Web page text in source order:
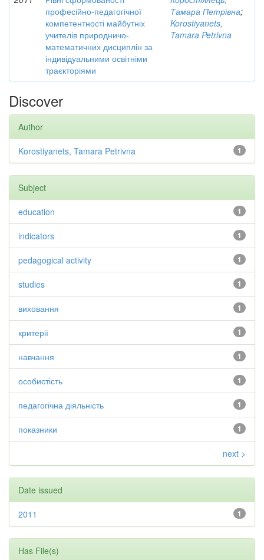
професійно-педагогічної
компетентності майбутніх
учителів природничо-
математичних дисциплін за
індивідуальними освітніми
траєкторіями
Тамара Петрівна;
Korostiyanets,
Tamara Petrivna
Discover
Author
1
Korostiyanets, Tamara Petrivna
Subject
1
education
1
indicators
1
pedagogical activity
1
studies
1
виховання
1
критерії
1
навчання
1
особистість
1
педагогічна діяльність
1
показники
next >
Date issued
1
2011
Has File(s)